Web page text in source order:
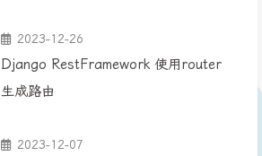
2023-12-26
Django RestFramework 使用router
生成路由
2023-12-07